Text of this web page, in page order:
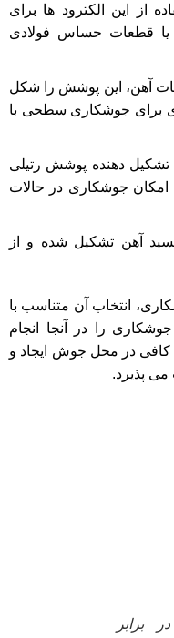
از این الکترود ها برای
قطعات حساس فولادی
آهن، این پوشش را شکل
برای جوشکاری سطحی با
تشکیل دهنده پوشش رتیلی
امکان جوشکاری در حالات
آهن تشکیل شده و از
انتخاب آن متناسب با
را در آنجا انجام
کافی در محل جوش ایجاد و
پذیرد.
برابر